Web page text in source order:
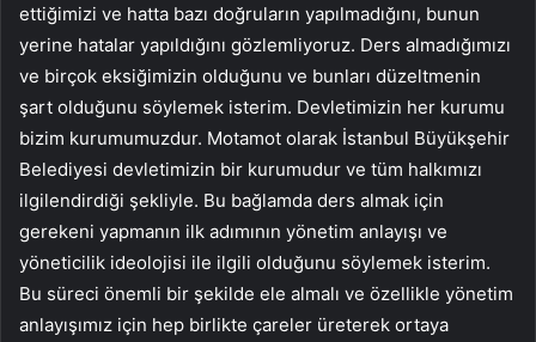
ettiğimizi ve hatta bazı doğruların yapılmadığını, bunun
yerine hatalar yapıldığını gözlemliyoruz. Ders almadığımızı
ve birçok eksiğimizin olduğunu ve bunları düzeltmenin
şart olduğunu söylemek isterim. Devletimizin her kurumu
bizim kurumumuzdur. Motamot olarak İstanbul Büyükşehir
Belediyesi devletimizin bir kurumudur ve tüm halkımızı
ilgilendirdiği şekliyle. Bu bağlamda ders almak için
gerekeni yapmanın ilk adımının yönetim anlayışı ve
yöneticilik ideolojisi ile ilgili olduğunu söylemek isterim.
Bu süreci önemli bir şekilde ele almalı ve özellikle yönetim
anlayışımız için hep birlikte çareler üreterek ortaya